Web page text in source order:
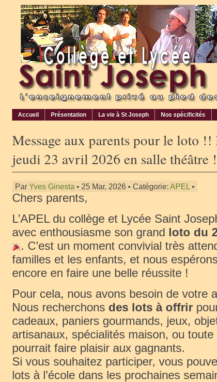
Accueil Présentation La vie à St Joseph Nos spécificités
Message aux parents pour le loto !!
jeudi 23 avril 2026 en salle théâtre
Par Yves Ginesta • 25 Mar, 2026 • Catégorie: APEL •
Chers parents,
L’APEL du collège et Lycée Saint
avec enthousiasme son grand loto du
. C’est un moment convivial très
familles et les enfants, et nous
encore en faire une belle réussite !
Pour cela, nous avons besoin de votre
Nous recherchons des lots à offrir
cadeaux, paniers gourmands, jeux,
artisanaux, spécialités maison, ou
pourrait faire plaisir aux gagnants.
Si vous souhaitez participer, vous
lots à l’école dans les prochaines